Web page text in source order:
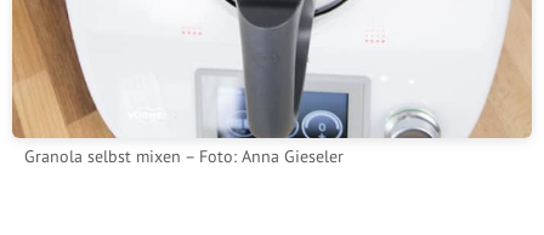
Granola selbst mixen – Foto: Anna Gieseler